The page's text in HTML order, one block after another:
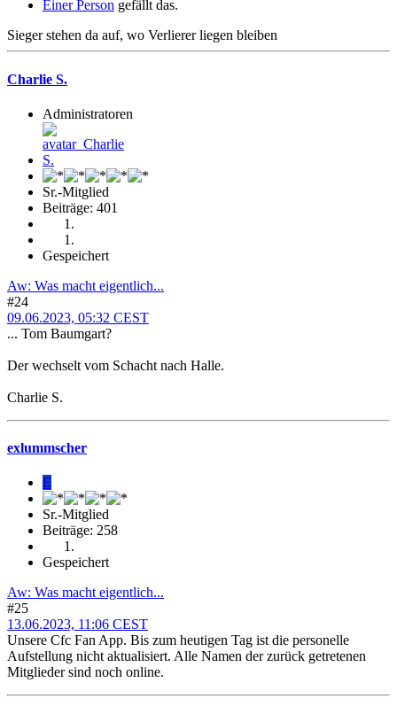
Einer Person gefällt das.
Sieger stehen da auf, wo Verlierer liegen bleiben
Charlie S.
Administratoren
Sr.-Mitglied
Beiträge: 401
Gespeichert
Aw: Was macht eigentlich...
#24
09.06.2023, 05:32 CEST
... Tom Baumgart?
Der wechselt vom Schacht nach Halle.
Charlie S.
exlummscher
E
Sr.-Mitglied
Beiträge: 258
Gespeichert
Aw: Was macht eigentlich...
#25
13.06.2023, 11:06 CEST
Unsere Cfc Fan App. Bis zum heutigen Tag ist die personelle
Aufstellung nicht aktualisiert. Alle Namen der zurück getretenen
Mitglieder sind noch online.